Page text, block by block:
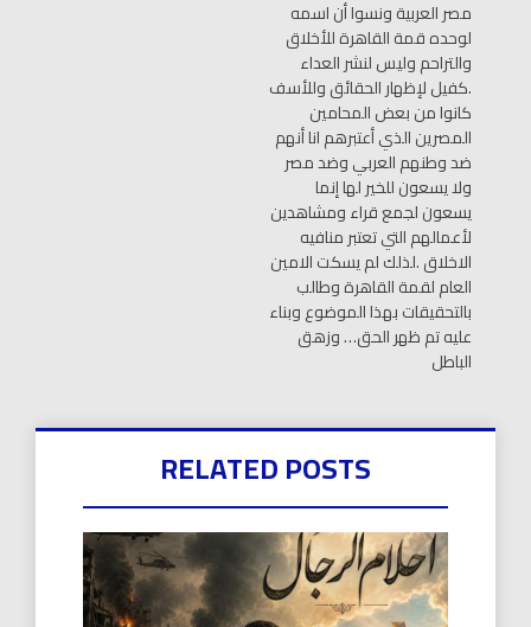
مصر العربية ونسوا أن اسمه
لوحده قمة القاهرة للأخلاق
والتراحم وليس لنشر العداء
.كفيل لإظهار الحقائق وللأسف
كانوا من بعض المحامين
المصرين الذي أعتبرهم انا أنهم
ضد وطنهم العربي وضد مصر
ولا يسعون للخير لها إنما
يسعون لجمع قراء ومشاهدين
لأعمالهم التي تعتبر منافيه
الاخلاق .لذلك لم يسكت الامين
العام لقمة القاهرة وطالب
بالتحقيقات بهذا الموضوع وبناء
عليه تم ظهر الحق… وزهق
الباطل
RELATED POSTS